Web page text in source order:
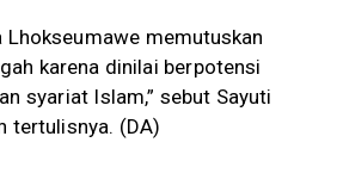
Lhokseumawe memutuskan
karena dinilai berpotensi
syariat Islam,” sebut Sayuti
tertulisnya. (DA)